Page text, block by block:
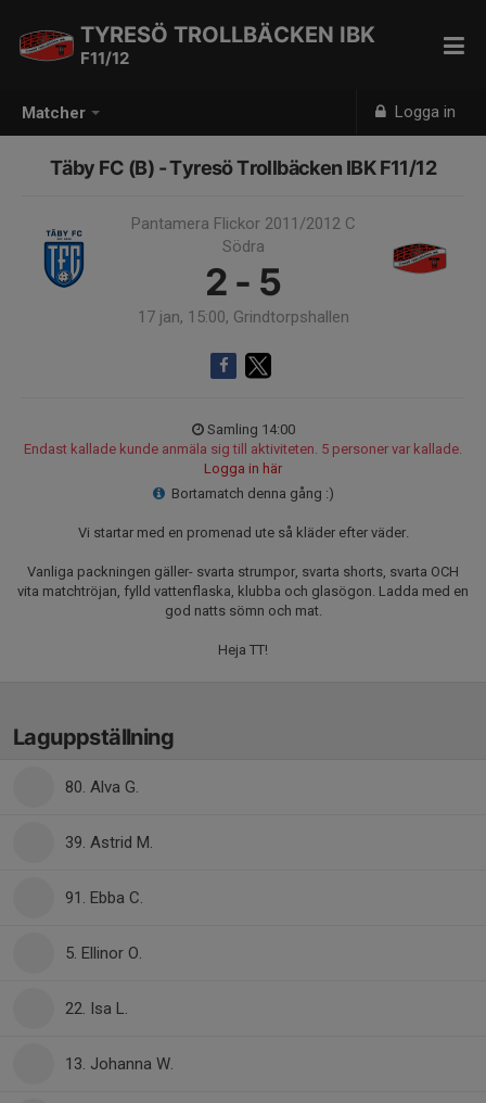
Matcher Logga in
TYRESÖ TROLLBÄCKEN IBK
F11/12
Täby FC (B) - Tyresö Trollbäcken IBK F11/12
Pantamera Flickor 2011/2012 C
Södra
2 - 5
17 jan, 15:00, Grindtorpshallen
Samling 14:00
Endast kallade kunde anmäla sig till aktiviteten. 5 personer var kallade.
Logga in här
Bortamatch denna gång :)
Vi startar med en promenad ute så kläder efter väder.
Vanliga packningen gäller- svarta strumpor, svarta shorts, svarta OCH
vita matchtröjan, fylld vattenflaska, klubba och glasögon. Ladda med en
god natts sömn och mat.
Heja TT!
Laguppställning
80. Alva G.
39. Astrid M.
91. Ebba C.
5. Ellinor O.
22. Isa L.
13. Johanna W.